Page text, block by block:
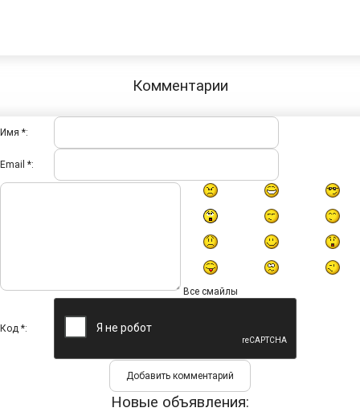
Комментарии
Имя *:
Email *:
Все смайлы
Код *:
Новые объявления: